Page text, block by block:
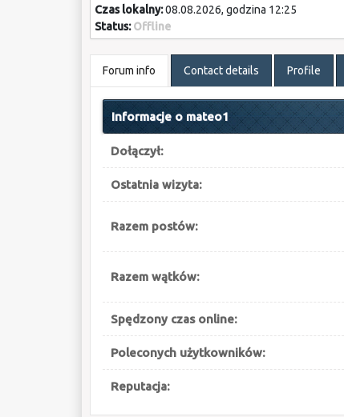
Czas lokalny:08.08.2026, godzina 12:25
Status: Offline
Forum info Contact details Profile
Informacje o mateo1
Dołączył:
Ostatnia wizyta:
Razem postów:
Razem wątków:
Spędzony czas online:
Poleconych użytkowników:
Reputacja: